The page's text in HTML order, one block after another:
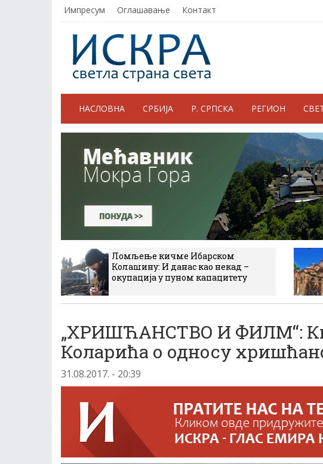
Импресум Оглашавање Контакт
НАСЛОВНА СРБИЈА Р. СРПСКА РЕГИОН
Ломљење кичме Ибарском
Колашину: И данас као некад –
окупација у пуном капацитету
„ХРИШЋАНСТВО И ФИЛМ“:
Коларића о односу
31.08.2017. - 20:39